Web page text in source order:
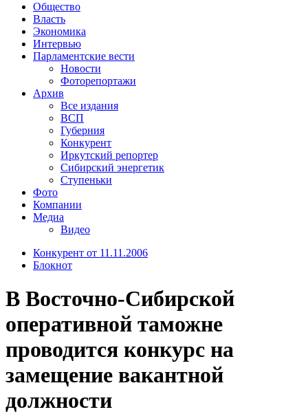
Общество
Власть
Экономика
Интервью
Парламентские вести
Новости
Фоторепортажи
Архив
Все издания
ВСП
Губерния
Конкурент
Иркутский репортер
Сибирский энергетик
Ступеньки
Фото
Компании
Медиа
Видео
Конкурент от 11.11.2006
Блокнот
В Восточно-Сибирской
оперативной таможне
проводится конкурс на
замещение вакантной
должности